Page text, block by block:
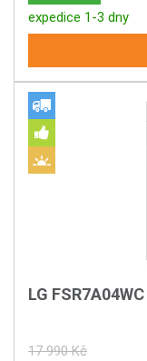
expedice 1-3 dny
LG FSR7A04WC
17 990 Kč